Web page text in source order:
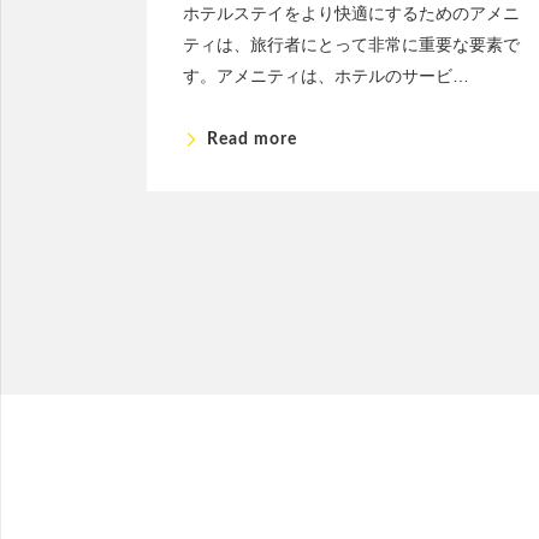
ホテルステイをより快適にするためのアメニ
ティは、旅行者にとって非常に重要な要素で
す。アメニティは、ホテルのサービ…
arrow_forward_ios Read more